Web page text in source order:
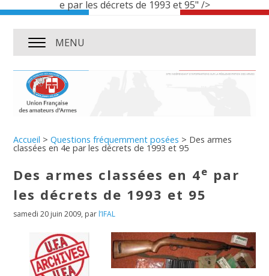
e par les décrets de 1993 et 95" />
MENU
Accueil >Questions fréquemment posées > Des armes
classées en 4e par les décrets de 1993 et 95
Des armes classées en 4e par
les décrets de 1993 et 95
samedi 20 juin 2009, par l’IFAL